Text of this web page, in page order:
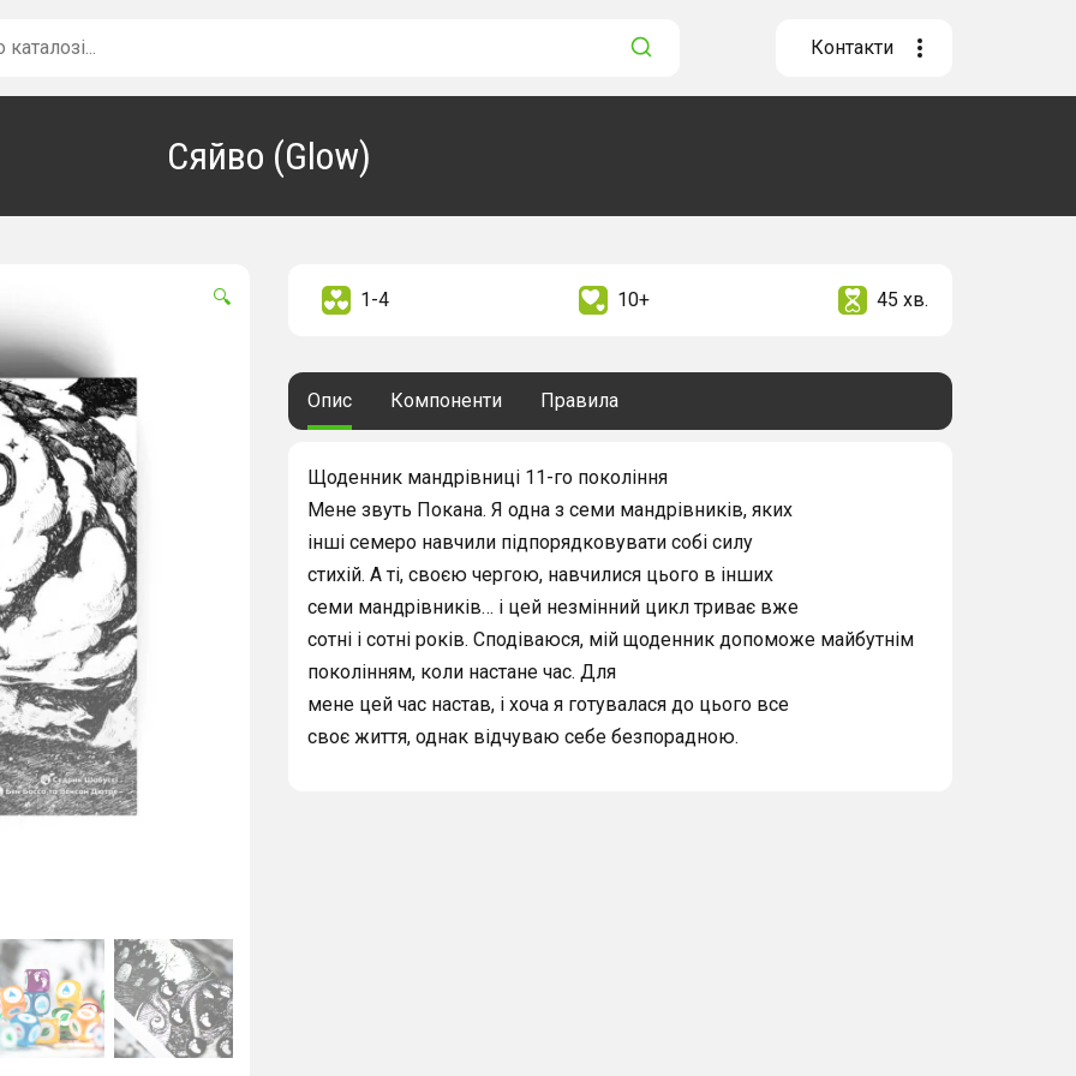
Контакти
Сяйво (Glow)
🔍 1-4 10+ 45 хв.
Опис Компоненти Правила
Щоденник мандрівниці 11-го покоління
Мене звуть Покана. Я одна з семи мандрівників, яких
інші семеро навчили підпорядковувати собі силу
стихій. А ті, своєю чергою, навчилися цього в інших
семи мандрівників… і цей незмінний цикл триває вже
сотні і сотні років. Сподіваюся, мій щоденник допоможе майбутнім
поколінням, коли настане час. Для
мене цей час настав, і хоча я готувалася до цього все
своє життя, однак відчуваю себе безпорадною.